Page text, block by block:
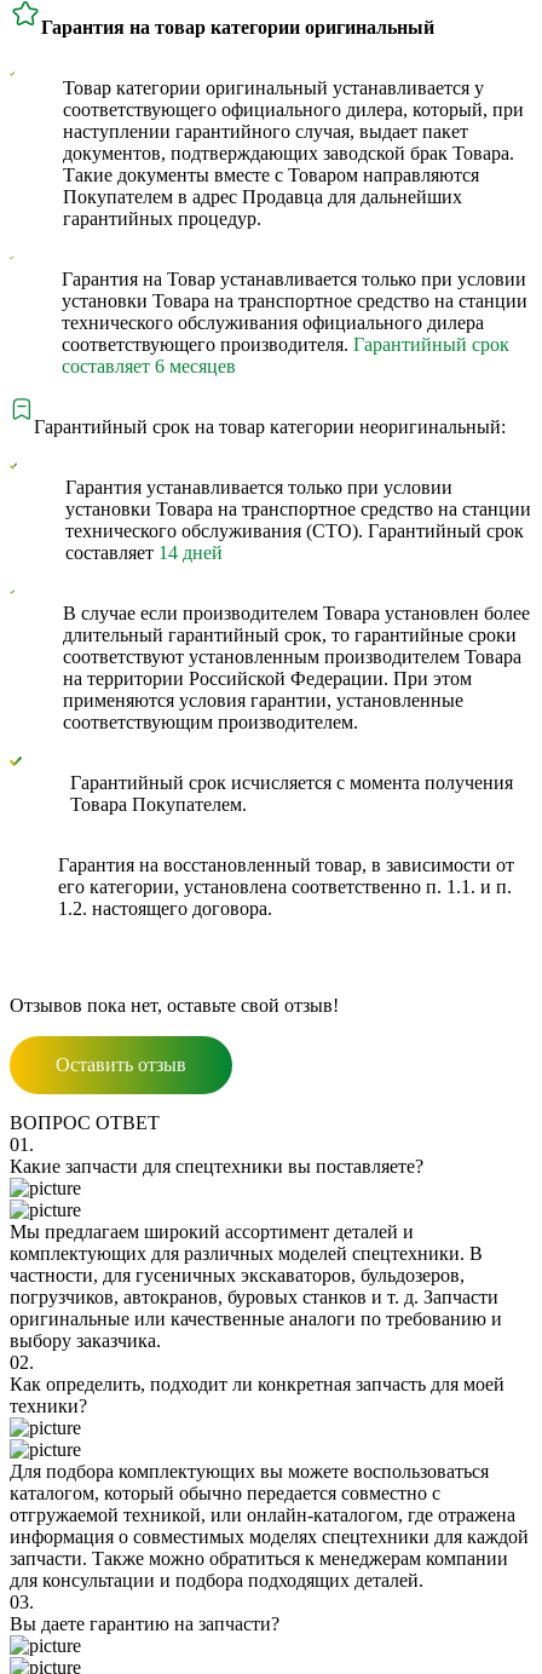
Гарантия на товар категории оригинальный
Товар категории оригинальный устанавливается у
соответствующего официального дилера, который, при
наступлении гарантийного случая, выдает пакет
документов, подтверждающих заводской брак Товара.
Такие документы вместе с Товаром направляются
Покупателем в адрес Продавца для дальнейших
гарантийных процедур.
Гарантия на Товар устанавливается только при условии
установки Товара на транспортное средство на станции
технического обслуживания официального дилера
соответствующего производителя.Гарантийный срок
составляет 6 месяцев
Гарантийный срок на товар категории неоригинальный:
Гарантия устанавливается только при условии
установки Товара на транспортное средство на станции
технического обслуживания (СТО). Гарантийный срок
составляет 14 дней
В случае если производителем Товара установлен более
длительный гарантийный срок, то гарантийные сроки
соответствуют установленным производителем Товара
на территории Российской Федерации. При этом
применяются условия гарантии, установленные
соответствующим производителем.
Гарантийный срок исчисляется с момента получения
Товара Покупателем.
Гарантия на восстановленный товар, в зависимости от
его категории, установлена соответственно п. 1.1. и п.
1.2. настоящего договора.
Отзывов пока нет, оставьте свой отзыв!
Оставить отзыв
ВОПРОС ОТВЕТ
01.
Какие запчасти для спецтехники вы поставляете?
Мы предлагаем широкий ассортимент деталей и
комплектующих для различных моделей спецтехники. В
частности, для гусеничных экскаваторов, бульдозеров,
погрузчиков, автокранов, буровых станков и т. д. Запчасти
оригинальные или качественные аналоги по требованию и
выбору заказчика.
02.
Как определить, подходит ли конкретная запчасть для моей
техники?
Для подбора комплектующих вы можете воспользоваться
каталогом, который обычно передается совместно с
отгружаемой техникой, или онлайн-каталогом, где отражена
информация о совместимых моделях спецтехники для каждой
запчасти. Также можно обратиться к менеджерам компании
для консультации и подбора подходящих деталей.
03.
Вы даете гарантию на запчасти?